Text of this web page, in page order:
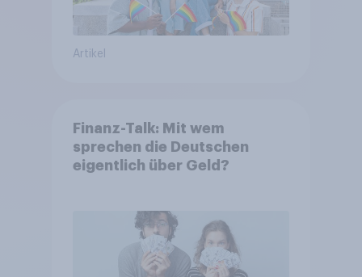
Artikel
Finanz-Talk: Mit wem
sprechen die Deutschen
eigentlich über Geld?